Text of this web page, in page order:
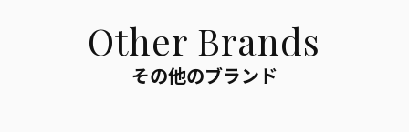
Other Brands
その他のブランド